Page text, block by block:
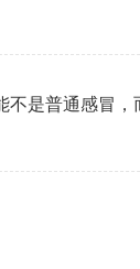
不是普通感冒，